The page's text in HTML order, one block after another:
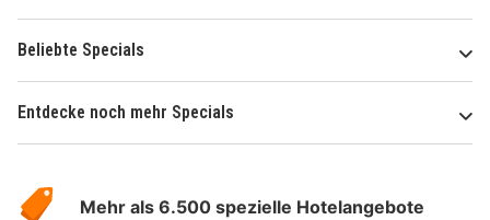
Beliebte Specials
Entdecke noch mehr Specials
Hotelspecials
Mehr als 6.500 spezielle Hotelangebote